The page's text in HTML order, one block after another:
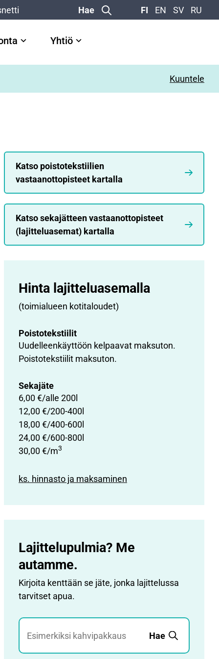
Hae FI EN SV RU
Yhtiö
Kuuntele
Katso poistotekstiilien
vastaanottopisteet kartalla
Katso sekajätteen vastaanottopisteet
(lajitteluasemat) kartalla
Hinta lajittelu­asemalla
(toimialueen kotitaloudet)
Poisto­tekstiilit
Uudelleenkäyttöön kelpaavat maksuton.
Poistotekstiilit maksuton.
Sekajäte
6,00 €/alle 200l
12,00 €/200-400l
18,00 €/400-600l
24,00 €/600-800l
30,00 €/m3
ks. hinnasto ja maksaminen
Lajittelupulmia? Me
autamme.
Kirjoita kenttään se jäte, jonka lajittelussa
tarvitset apua.
Jätehaku
Hae